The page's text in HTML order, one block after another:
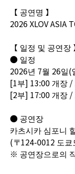
【 공연명 】
2026 XLOV ASIA
【 일정 및 공연장
● 일정
2026년 7월 26일(
[1부] 13:00 개장 /
[2부] 17:00 개장 /
● 공연장
카츠시카 심포니
(〒124-0012 도
※ 공연장으로의